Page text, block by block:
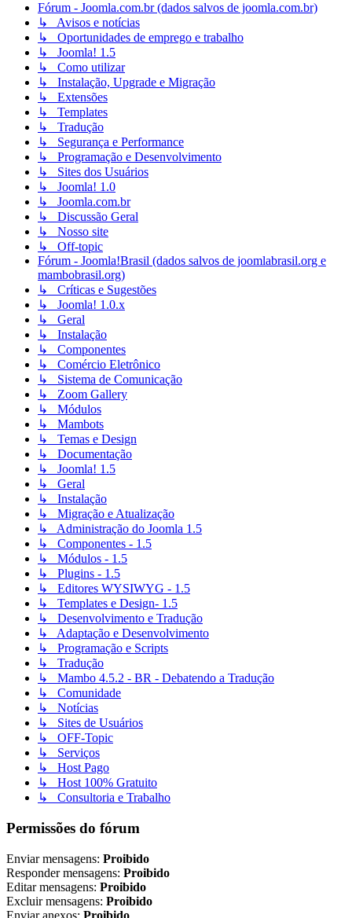
Fórum - Joomla.com.br (dados salvos de joomla.com.br)
↳ Avisos e notícias
↳ Oportunidades de emprego e trabalho
↳ Joomla! 1.5
↳ Como utilizar
↳ Instalação, Upgrade e Migração
↳ Extensões
↳ Templates
↳ Tradução
↳ Segurança e Performance
↳ Programação e Desenvolvimento
↳ Sites dos Usuários
↳ Joomla! 1.0
↳ Joomla.com.br
↳ Discussão Geral
↳ Nosso site
↳ Off-topic
Fórum - Joomla!Brasil (dados salvos de joomlabrasil.org e
mambobrasil.org)
↳ Críticas e Sugestões
↳ Joomla! 1.0.x
↳ Geral
↳ Instalação
↳ Componentes
↳ Comércio Eletrônico
↳ Sistema de Comunicação
↳ Zoom Gallery
↳ Módulos
↳ Mambots
↳ Temas e Design
↳ Documentação
↳ Joomla! 1.5
↳ Geral
↳ Instalação
↳ Migração e Atualização
↳ Administração do Joomla 1.5
↳ Componentes - 1.5
↳ Módulos - 1.5
↳ Plugins - 1.5
↳ Editores WYSIWYG - 1.5
↳ Templates e Design- 1.5
↳ Desenvolvimento e Tradução
↳ Adaptação e Desenvolvimento
↳ Programação e Scripts
↳ Tradução
↳ Mambo 4.5.2 - BR - Debatendo a Tradução
↳ Comunidade
↳ Notícias
↳ Sites de Usuários
↳ OFF-Topic
↳ Serviços
↳ Host Pago
↳ Host 100% Gratuito
↳ Consultoria e Trabalho
Permissões do fórum
Enviar mensagens: Proibido
Responder mensagens: Proibido
Editar mensagens: Proibido
Excluir mensagens: Proibido
Enviar anexos: Proibido